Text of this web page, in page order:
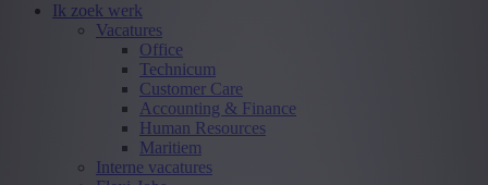
Ik zoek werk
Vacatures
Office
Technicum
Customer Care
Accounting & Finance
Human Resources
Maritiem
Interne vacatures